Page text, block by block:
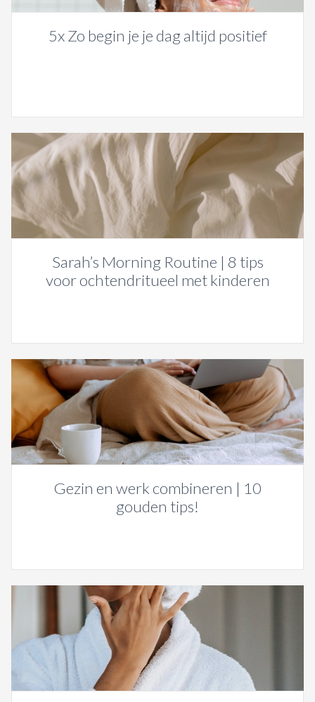
5x Zo begin je je dag altijd positief
Sarah’s Morning Routine | 8 tips
voor ochtendritueel met kinderen
Gezin en werk combineren | 10
gouden tips!